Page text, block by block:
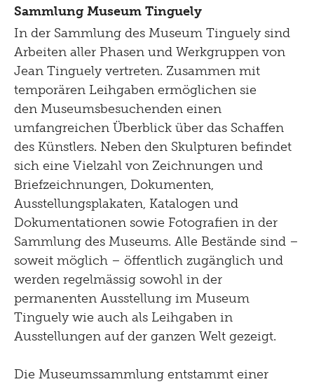
Sammlung Museum Tinguely
In der Sammlung des Museum Tinguely sind
Arbeiten aller Phasen und Werkgruppen von
Jean Tinguely vertreten. Zusammen mit
temporären Leihgaben ermöglichen sie
den Museumsbesuchenden einen
umfangreichen Überblick über das Schaffen
des Künstlers. Neben den Skulpturen befindet
sich eine Vielzahl von Zeichnungen und
Briefzeichnungen, Dokumenten,
Ausstellungsplakaten, Katalogen und
Dokumentationen sowie Fotografien in der
Sammlung des Museums. Alle Bestände sind –
soweit möglich – öffentlich zugänglich und
werden regelmässig sowohl in der
permanenten Ausstellung im Museum
Tinguely wie auch als Leihgaben in
Ausstellungen auf der ganzen Welt gezeigt.
Die Museumssammlung entstammt einer